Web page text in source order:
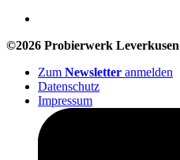
©2026 Probierwerk Leverkusen
Zum Newsletter anmelden
Datenschutz
Impressum